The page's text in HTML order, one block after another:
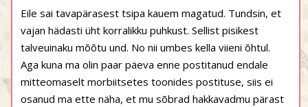
Eile sai tavapärasest tsipa kauem magatud. Tundsin, et
vajan hädasti üht korralikku puhkust. Sellist pisikest
talveuinaku mõõtu und. No nii umbes kella viieni õhtul.
Aga kuna ma olin paar päeva enne postitanud endale
mitteomaselt morbiitsetes toonides postituse, siis ei
osanud ma ette näha, et mu sõbrad hakkavadmu pärast